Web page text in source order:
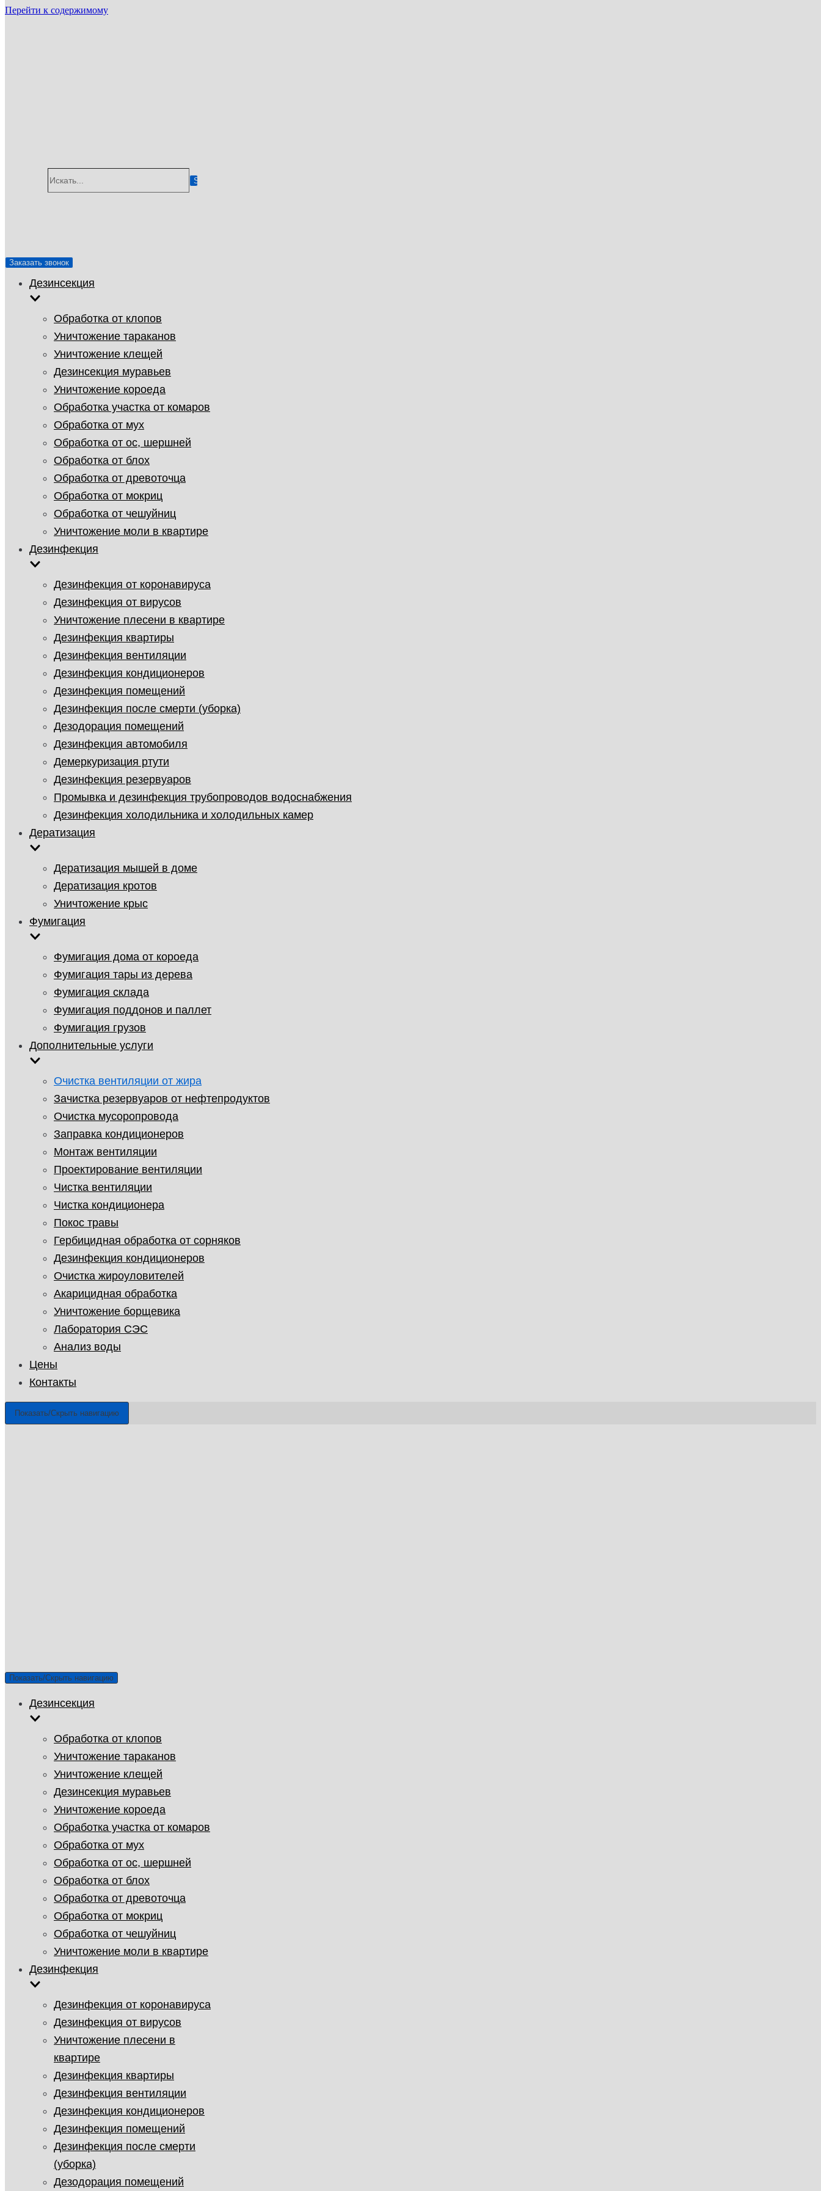
Перейти к содержимому
Заказать звонок
Дезинсекция
Обработка от клопов
Уничтожение тараканов
Уничтожение клещей
Дезинсекция муравьев
Уничтожение короеда
Обработка участка от комаров
Обработка от мух
Обработка от ос, шершней
Обработка от блох
Обработка от древоточца
Обработка от мокриц
Обработка от чешуйниц
Уничтожение моли в квартире
Дезинфекция
Дезинфекция от коронавируса
Дезинфекция от вирусов
Уничтожение плесени в квартире
Дезинфекция квартиры
Дезинфекция вентиляции
Дезинфекция кондиционеров
Дезинфекция помещений
Дезинфекция после смерти (уборка)
Дезодорация помещений
Дезинфекция автомобиля
Демеркуризация ртути
Дезинфекция резервуаров
Промывка и дезинфекция трубопроводов водоснабжения
Дезинфекция холодильника и холодильных камер
Дератизация
Дератизация мышей в доме
Дератизация кротов
Уничтожение крыс
Фумигация
Фумигация дома от короеда
Фумигация тары из дерева
Фумигация склада
Фумигация поддонов и паллет
Фумигация грузов
Дополнительные услуги
Очистка вентиляции от жира
Зачистка резервуаров от нефтепродуктов
Очистка мусоропровода
Заправка кондиционеров
Монтаж вентиляции
Проектирование вентиляции
Чистка вентиляции
Чистка кондиционера
Покос травы
Гербицидная обработка от сорняков
Дезинфекция кондиционеров
Очистка жироуловителей
Акарицидная обработка
Уничтожение борщевика
Лаборатория СЭС
Анализ воды
Цены
Контакты
Показать/Скрыть навигацию
Показать/Скрыть навигацию
Дезинсекция
Обработка от клопов
Уничтожение тараканов
Уничтожение клещей
Дезинсекция муравьев
Уничтожение короеда
Обработка участка от комаров
Обработка от мух
Обработка от ос, шершней
Обработка от блох
Обработка от древоточца
Обработка от мокриц
Обработка от чешуйниц
Уничтожение моли в квартире
Дезинфекция
Дезинфекция от коронавируса
Дезинфекция от вирусов
Уничтожение плесени в
квартире
Дезинфекция квартиры
Дезинфекция вентиляции
Дезинфекция кондиционеров
Дезинфекция помещений
Дезинфекция после смерти
(уборка)
Дезодорация помещений